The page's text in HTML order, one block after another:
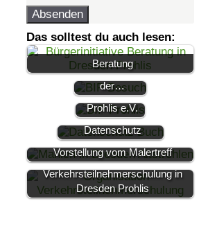
Absenden
Das solltest du auch lesen:
Beratung
Bürgermeisterin
Dr. Kaufmann
zu Besuch bei
der…
BiP
Bürgerinitiative
Dresden
Prohlis e.V.
Impressum |
Datenschutz
Malen in Dresden Prohlis ▷
Vorstellung vom Malertreff
Kostenlose
Verkehrsteilnehmerschulung in
Dresden Prohlis